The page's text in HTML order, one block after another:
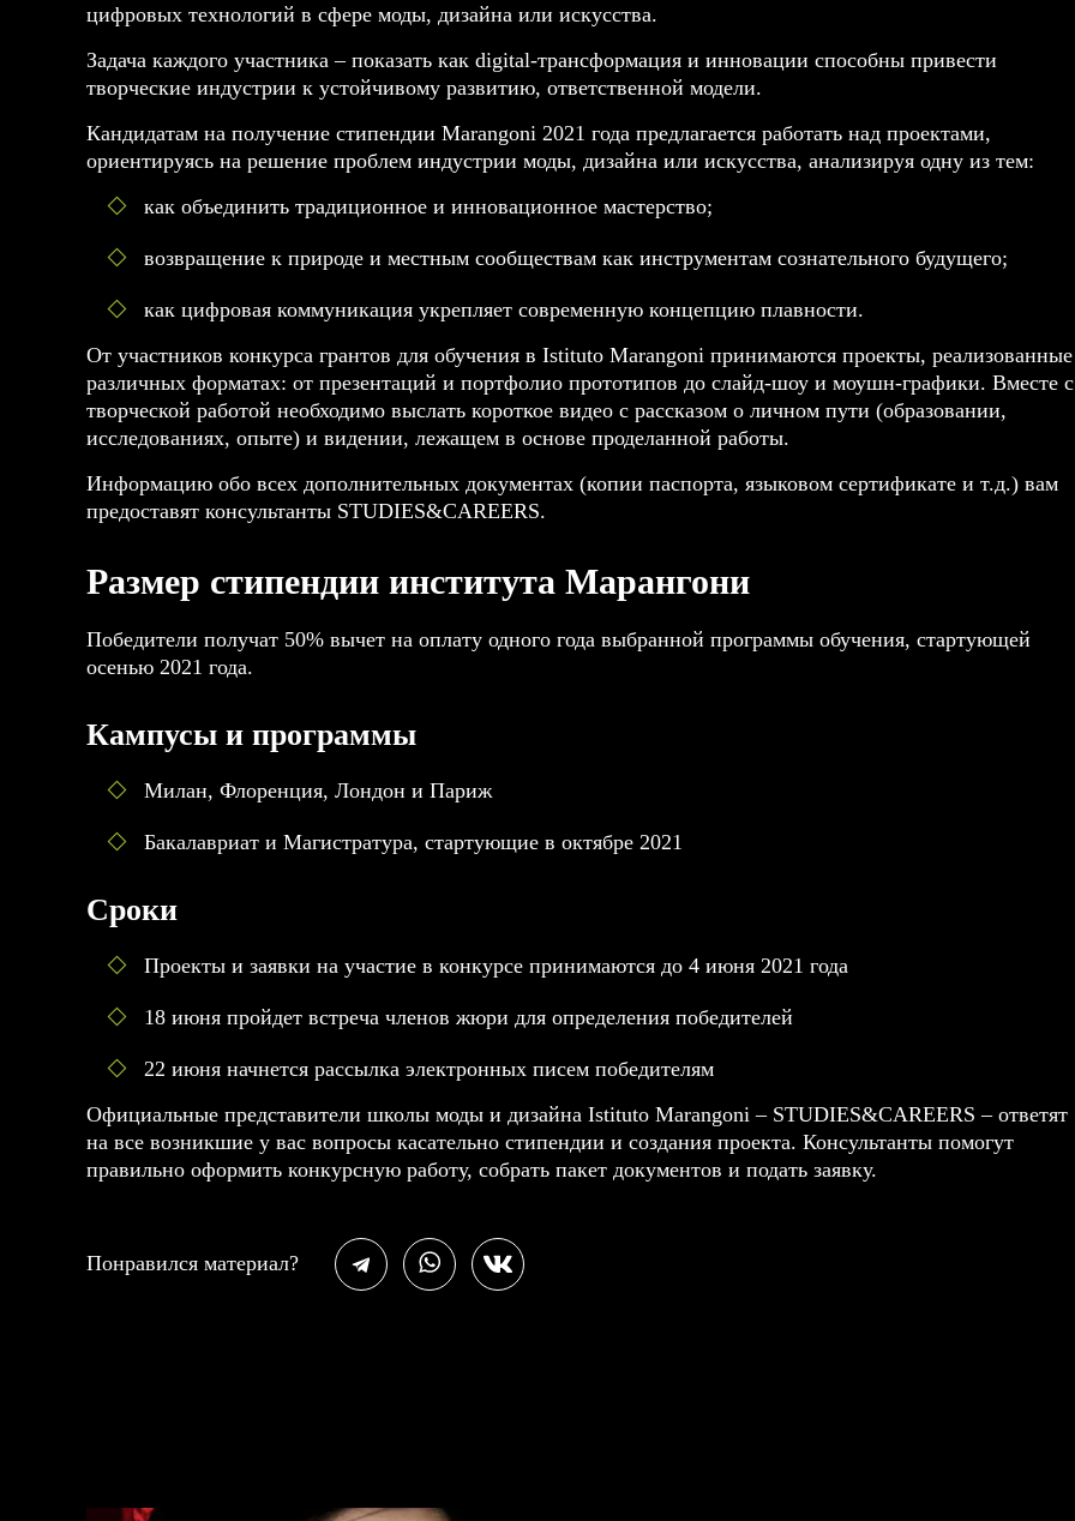
цифровых технологий в сфере моды, дизайна или искусства.
Задача каждого участника – показать как digital-трансформация и инновации способны привести
творческие индустрии к устойчивому развитию, ответственной модели.
Кандидатам на получение стипендии Marangoni 2021 года предлагается работать над проектами,
ориентируясь на решение проблем индустрии моды, дизайна или искусства, анализируя одну из тем:
как объединить традиционное и инновационное мастерство;
возвращение к природе и местным сообществам как инструментам сознательного будущего;
как цифровая коммуникация укрепляет современную концепцию плавности.
От участников конкурса грантов для обучения в Istituto Marangoni принимаются проекты,
различных форматах: от презентаций и портфолио прототипов до слайд-шоу и моушн-графики. Вместе с
творческой работой необходимо выслать короткое видео с рассказом о личном пути (образовании,
исследованиях, опыте) и видении, лежащем в основе проделанной работы.
Информацию обо всех дополнительных документах (копии паспорта, языковом сертификате и т.д.) вам
предоставят консультанты STUDIES&CAREERS.
Размер стипендии института Марангони
Победители получат 50% вычет на оплату одного года выбранной программы обучения, стартующей
осенью 2021 года.
Кампусы и программы
Милан, Флоренция, Лондон и Париж
Бакалавриат и Магистратура, стартующие в октябре 2021
Сроки
Проекты и заявки на участие в конкурсе принимаются до 4 июня 2021 года
18 июня пройдет встреча членов жюри для определения победителей
22 июня начнется рассылка электронных писем победителям
Официальные представители школы моды и дизайна Istituto Marangoni – STUDIES&CAREERS – ответят
на все возникшие у вас вопросы касательно стипендии и создания проекта. Консультанты помогут
правильно оформить конкурсную работу, собрать пакет документов и подать заявку.
Понравился материал?